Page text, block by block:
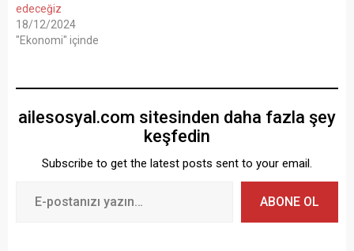
edeceğiz
18/12/2024
"Ekonomi" içinde
ailesosyal.com sitesinden daha fazla şey
keşfedin
Subscribe to get the latest posts sent to your email.
ABONE OL